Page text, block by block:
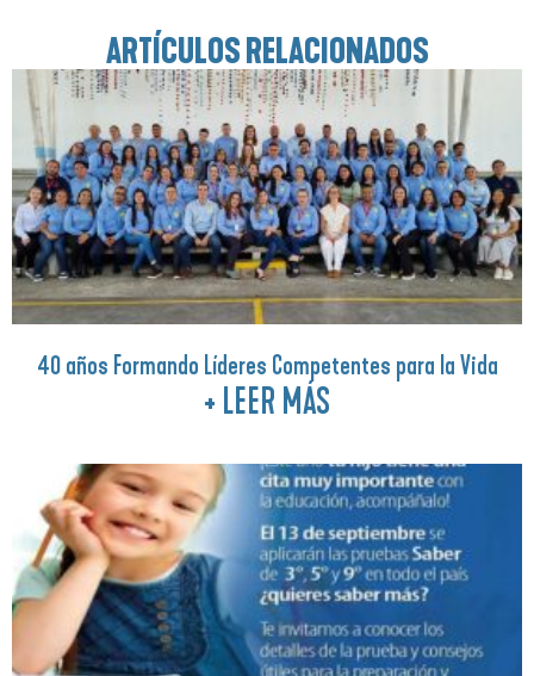
ARTÍCULOS RELACIONADOS
40 años Formando Líderes Competentes para la Vida
+ LEER MÁS